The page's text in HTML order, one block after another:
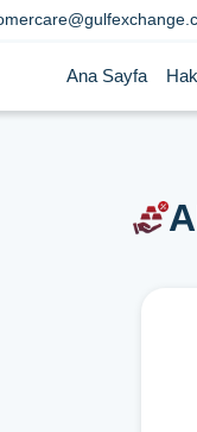
Ana Sayfa